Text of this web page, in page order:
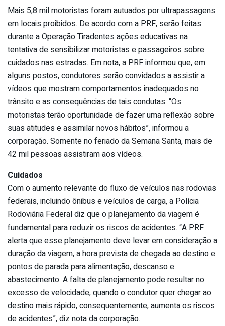
Mais 5,8 mil motoristas foram autuados por ultrapassagens
em locais proibidos. De acordo com a PRF, serão feitas
durante a Operação Tiradentes ações educativas na
tentativa de sensibilizar motoristas e passageiros sobre
cuidados nas estradas. Em nota, a PRF informou que, em
alguns postos, condutores serão convidados a assistir a
vídeos que mostram comportamentos inadequados no
trânsito e as consequências de tais condutas. “Os
motoristas terão oportunidade de fazer uma reflexão sobre
suas atitudes e assimilar novos hábitos”, informou a
corporação. Somente no feriado da Semana Santa, mais de
42 mil pessoas assistiram aos vídeos.
Cuidados
Com o aumento relevante do fluxo de veículos nas rodovias
federais, incluindo ônibus e veículos de carga, a Polícia
Rodoviária Federal diz que o planejamento da viagem é
fundamental para reduzir os riscos de acidentes. “A PRF
alerta que esse planejamento deve levar em consideração a
duração da viagem, a hora prevista de chegada ao destino e
pontos de parada para alimentação, descanso e
abastecimento. A falta de planejamento pode resultar no
excesso de velocidade, quando o condutor quer chegar ao
destino mais rápido, consequentemente, aumenta os riscos
de acidentes”, diz nota da corporação.